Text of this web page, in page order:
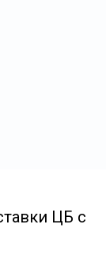
ЦБ с